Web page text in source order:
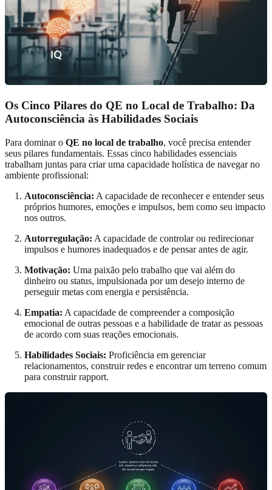
Os Cinco Pilares do QE no Local de Trabalho: Da
Autoconsciência às Habilidades Sociais
Para dominar o QE no local de trabalho, você precisa entender
seus pilares fundamentais. Essas cinco habilidades essenciais
trabalham juntas para criar uma capacidade holística de navegar no
ambiente profissional:
Autoconsciência: A capacidade de reconhecer e entender seus
próprios humores, emoções e impulsos, bem como seu impacto
nos outros.
Autorregulação: A capacidade de controlar ou redirecionar
impulsos e humores inadequados e de pensar antes de agir.
Motivação: Uma paixão pelo trabalho que vai além do
dinheiro ou status, impulsionada por um desejo interno de
perseguir metas com energia e persistência.
Empatia: A capacidade de compreender a composição
emocional de outras pessoas e a habilidade de tratar as pessoas
de acordo com suas reações emocionais.
Habilidades Sociais: Proficiência em gerenciar
relacionamentos, construir redes e encontrar um terreno comum
para construir rapport.